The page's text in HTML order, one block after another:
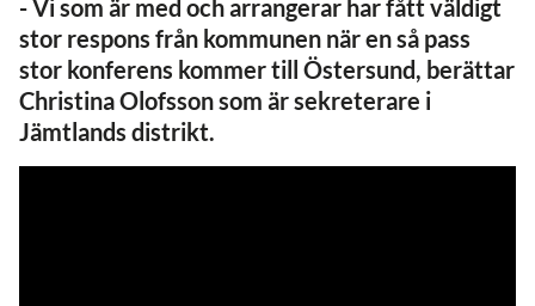
- Vi som är med och arrangerar har fått väldigt
stor respons från kommunen när en så pass
stor konferens kommer till Östersund, berättar
Christina Olofsson som är sekreterare i
Jämtlands distrikt.